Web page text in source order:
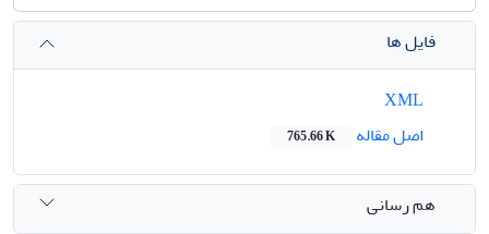
فایل ها
اصل مقاله
765.66 K
هم رسانی